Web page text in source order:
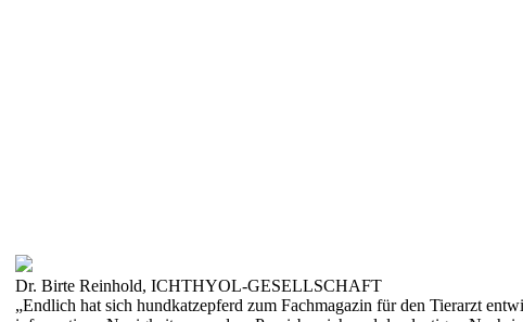
Dr. Birte Reinhold, ICHTHYOL-GESELLSCHAFT
„Endlich hat sich hundkatzepferd zum Fachmagazin für den Tierarzt